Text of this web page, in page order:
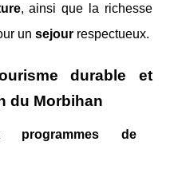
, ainsi que la richesse
un sejour respectueux.
durable et
du Morbihan
programmes de